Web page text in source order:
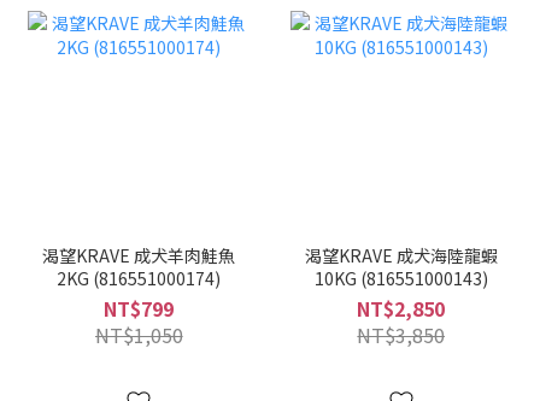
渴望KRAVE 成犬羊肉鮭魚
2KG (816551000174)
NT$799
NT$1,050
渴望KRAVE 成犬海陸龍蝦
10KG (816551000143)
NT$2,850
NT$3,850